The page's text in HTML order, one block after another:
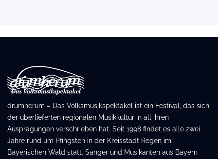
drumherum – Das Volksmusikspektakel ist ein Festival, das sich
der überlieferten regionalen Musikkultur in all ihren
Ausprägungen verschrieben hat. Seit 1998 findet es alle zwei
Jahre rund um Pfingsten in der Kreisstadt Regen im
Bayerischen Wald statt. Sänger und Musikanten aus Bayern